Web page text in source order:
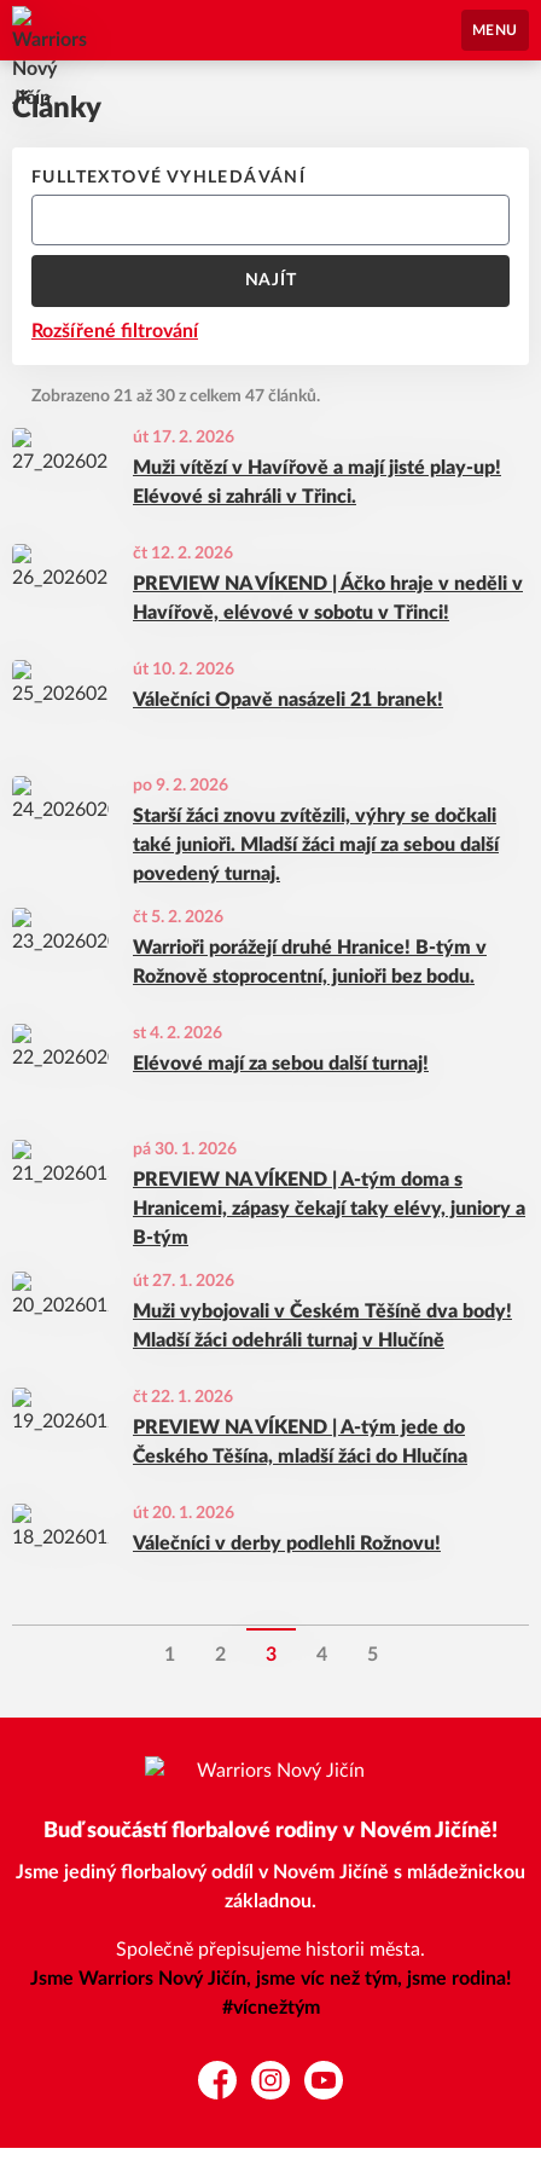
Warriors Nový Jičín
MENU
Články
FULLTEXTOVÉ VYHLEDÁVÁNÍ
NAJÍT
Rozšířené filtrování
Zobrazeno 21 až 30 z celkem 47 článků.
út 17. 2. 2026
Muži vítězí v Havířově a mají jisté play-up!
Elévové si zahráli v Třinci.
čt 12. 2. 2026
PREVIEW NA VÍKEND | Áčko hraje v neděli v
Havířově, elévové v sobotu v Třinci!
út 10. 2. 2026
Válečníci Opavě nasázeli 21 branek!
po 9. 2. 2026
Starší žáci znovu zvítězili, výhry se dočkali
také junioři. Mladší žáci mají za sebou další
povedený turnaj.
čt 5. 2. 2026
Warrioři porážejí druhé Hranice! B-tým v
Rožnově stoprocentní, junioři bez bodu.
st 4. 2. 2026
Elévové mají za sebou další turnaj!
pá 30. 1. 2026
PREVIEW NA VÍKEND | A-tým doma s
Hranicemi, zápasy čekají taky elévy, juniory a
B-tým
út 27. 1. 2026
Muži vybojovali v Českém Těšíně dva body!
Mladší žáci odehráli turnaj v Hlučíně
čt 22. 1. 2026
PREVIEW NA VÍKEND | A-tým jede do
Českého Těšína, mladší žáci do Hlučína
út 20. 1. 2026
Válečníci v derby podlehli Rožnovu!
1 2 3 4 5
Buď součástí florbalové rodiny v Novém Jičíně!
Jsme jediný florbalový oddíl v Novém Jičíně s mládežnickou
základnou.
Společně přepisujeme historii města.
Jsme Warriors Nový Jičín, jsme víc než tým, jsme rodina!
#vícnežtým
FacebookInstagramYouTube